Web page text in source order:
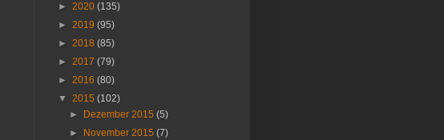
► 2020 (135)
► 2019 (95)
► 2018 (85)
► 2017 (79)
► 2016 (80)
▼ 2015 (102)
►
Dezember 2015(5)
►
November 2015(7)